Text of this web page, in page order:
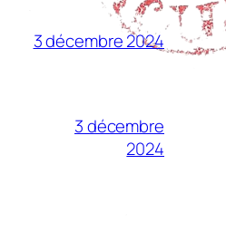
3 décembre 2024
3 décembre
2024